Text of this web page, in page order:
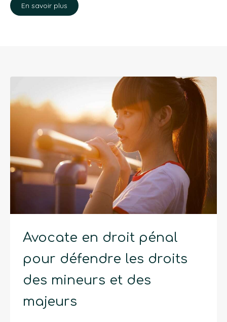
En savoir plus
Avocate en droit pénal
pour défendre les droits
des mineurs et des
majeurs